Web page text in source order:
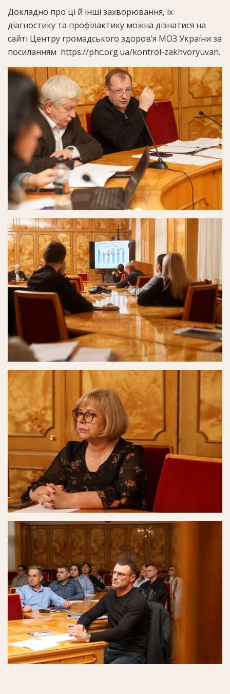
Докладно про ці й інші захворювання, їх
діагностику та профілактику можна дізнатися на
сайті Центру громадського здоров’я МОЗ України за
посиланням https://phc.org.ua/kontrol-zakhvoryuvan.